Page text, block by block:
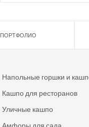
ПОРТФОЛИО
Напольные горшки и
Кашпо для ресторанов
Уличные кашпо
Амфоры для сада